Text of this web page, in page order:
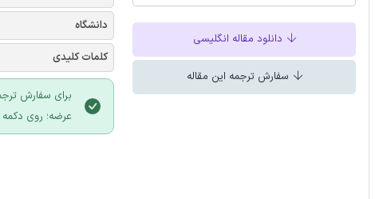
دانلود مقاله انگلیسی
سفارش ترجمه این مقاله
دانشگاه
کلمات کلیدی
برای سفارش
عرضه؛ روی دکمه